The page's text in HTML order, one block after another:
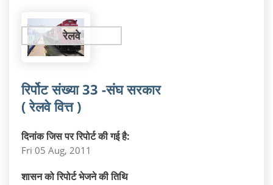
रेलवे
रिर्पोट संख्या 33 -संघ सरकार
( रेलवे वित्त )
दिनांक जिस पर रिपोर्ट की गई है:
Fri 05 Aug, 2011
शासन को रिपोर्ट भेजने की तिथि